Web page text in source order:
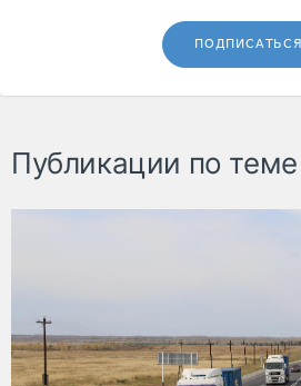
ПОДПИСАТЬСЯ
Публикации по теме